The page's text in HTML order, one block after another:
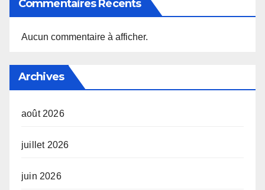
Commentaires Récents
Aucun commentaire à afficher.
Archives
août 2026
juillet 2026
juin 2026